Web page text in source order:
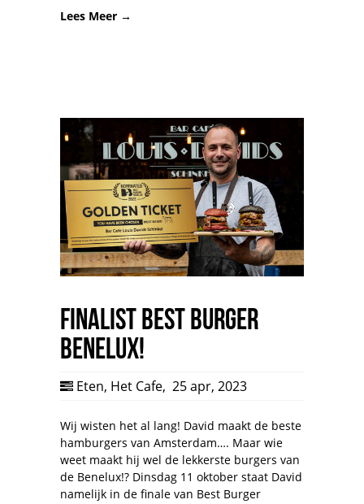
Lees Meer →
Finalist Best Burger
Benelux!
Eten, Het Cafe, 25 apr, 2023
Wij wisten het al lang! David maakt de beste
hamburgers van Amsterdam…. Maar wie
weet maakt hij wel de lekkerste burgers van
de Benelux!? Dinsdag 11 oktober staat David
namelijk in de finale van Best Burger